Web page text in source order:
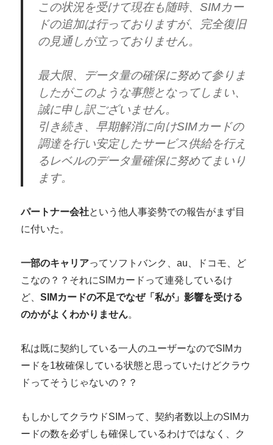
この状況を受けて現在も随時、SIMカー
ドの追加は行っておりますが、完全復旧
の見通しが立っておりません。
最大限、データ量の確保に努めて参りま
したがこのような事態となってしまい、
誠に申し訳ございません。
引き続き、早期解消に向けSIMカードの
調達を行い安定したサービス供給を行え
るレベルのデータ量確保に努めてまいり
ます。
パートナー会社という他人事姿勢での報告がまず目
に付いた。
一部のキャリアってソフトバンク、au、ドコモ、ど
こなの？？それにSIMカードって連発しているけ
ど、SIMカードの不足でなぜ「私が」影響を受ける
のかがよくわかりません。
私は既に契約している一人のユーザーなのでSIMカ
ードを1枚確保している状態と思っていたけどクラウ
ドってそうじゃないの？？
もしかしてクラウドSIMって、契約者数以上のSIMカ
ードの数を必ずしも確保しているわけではなく、ク